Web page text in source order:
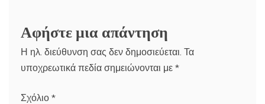
Αφήστε μια απάντηση
Η ηλ. διεύθυνση σας δεν δημοσιεύεται. Τα
υποχρεωτικά πεδία σημειώνονται με *
Σχόλιο *